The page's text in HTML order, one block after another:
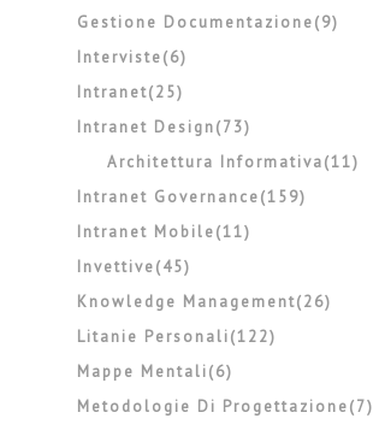
Gestione Documentazione(9)
Interviste(6)
Intranet(25)
Intranet Design(73)
Architettura Informativa(11)
Intranet Governance(159)
Intranet Mobile(11)
Invettive(45)
Knowledge Management(26)
Litanie Personali(122)
Mappe Mentali(6)
Metodologie Di Progettazione(7)